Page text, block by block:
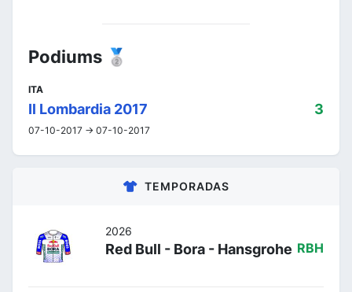
Podiums 🥈
ITA
Il Lombardia 2017
07-10-2017 -> 07-10-2017
3
TEMPORADAS
2026
Red Bull - Bora - Hansgrohe RBH